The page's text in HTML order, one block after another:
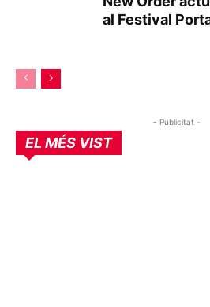
al Festival
- Publicitat -
EL MÉS VIST